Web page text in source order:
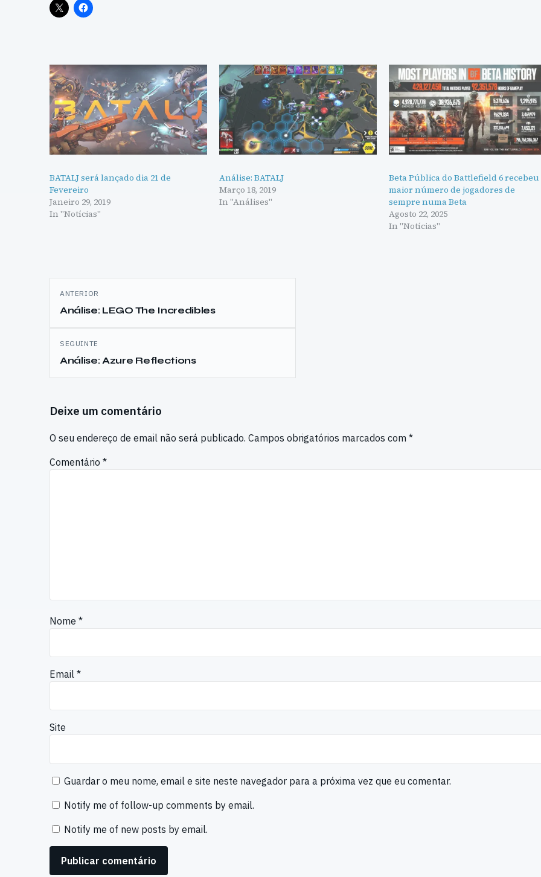
BATALJ será lançado dia 21 de
Fevereiro
Janeiro 29, 2019
In "Notícias"
Análise: BATALJ
Março 18, 2019
In "Análises"
Beta Pública do Battlefield 6 recebeu
maior número de jogadores de
sempre numa Beta
Agosto 22, 2025
In "Notícias"
Navegação
de
artigos
ANTERIOR
Análise: LEGO The Incredibles
SEGUINTE
Análise: Azure Reflections
Deixe um comentário
O seu endereço de email não será publicado. Campos obrigatórios marcados com *
Comentário *
Nome *
Email *
Site
Guardar o meu nome, email e site neste navegador para a próxima vez que eu comentar.
Notify me of follow-up comments by email.
Notify me of new posts by email.